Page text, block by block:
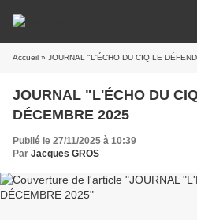
Accueil » JOURNAL "L'ÉCHO DU CIQ LE
JOURNAL "L'ÉCHO DU
DÉCEMBRE 2025
Publié le 27/11/2025 à 10:39
Par Jacques GROS